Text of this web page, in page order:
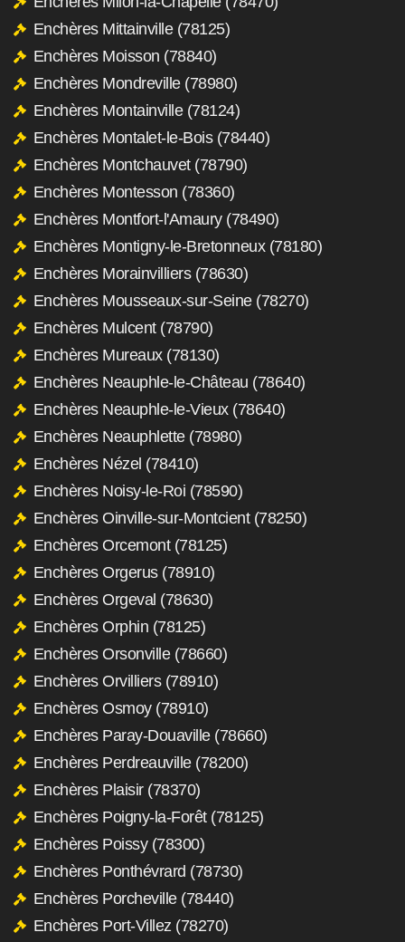
Enchères Mittainville (78125)
Enchères Moisson (78840)
Enchères Mondreville (78980)
Enchères Montainville (78124)
Enchères Montalet-le-Bois (78440)
Enchères Montchauvet (78790)
Enchères Montesson (78360)
Enchères Montfort-l'Amaury (78490)
Enchères Montigny-le-Bretonneux (78180)
Enchères Morainvilliers (78630)
Enchères Mousseaux-sur-Seine (78270)
Enchères Mulcent (78790)
Enchères Mureaux (78130)
Enchères Neauphle-le-Château (78640)
Enchères Neauphle-le-Vieux (78640)
Enchères Neauphlette (78980)
Enchères Nézel (78410)
Enchères Noisy-le-Roi (78590)
Enchères Oinville-sur-Montcient (78250)
Enchères Orcemont (78125)
Enchères Orgerus (78910)
Enchères Orgeval (78630)
Enchères Orphin (78125)
Enchères Orsonville (78660)
Enchères Orvilliers (78910)
Enchères Osmoy (78910)
Enchères Paray-Douaville (78660)
Enchères Perdreauville (78200)
Enchères Plaisir (78370)
Enchères Poigny-la-Forêt (78125)
Enchères Poissy (78300)
Enchères Ponthévrard (78730)
Enchères Porcheville (78440)
Enchères Port-Villez (78270)